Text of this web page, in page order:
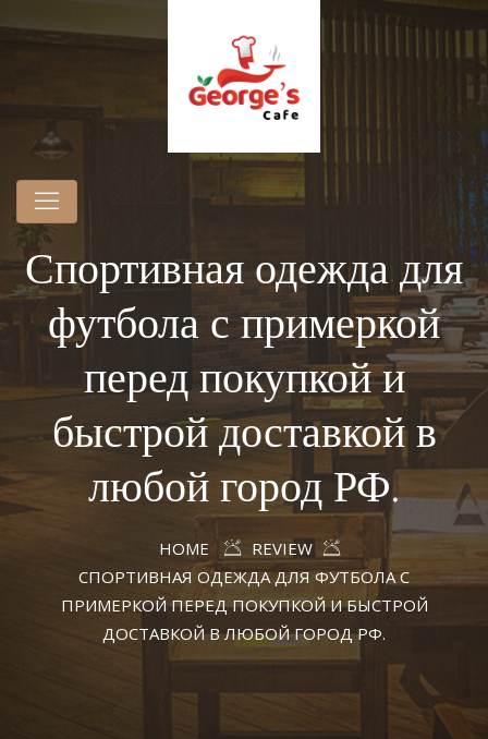
Спортивная одежда для
футбола с примеркой
перед покупкой и
быстрой доставкой в
любой город РФ.
HOME
REVIEW
СПОРТИВНАЯ ОДЕЖДА ДЛЯ ФУТБОЛА С
ПРИМЕРКОЙ ПЕРЕД ПОКУПКОЙ И БЫСТРОЙ
ДОСТАВКОЙ В ЛЮБОЙ ГОРОД РФ.